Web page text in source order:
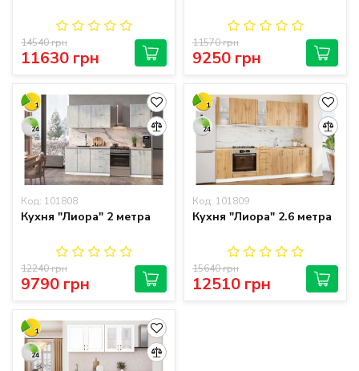
11630 грн
14540 грн
9250 грн
11570 грн
1
24
Код: 101808
Кухня "Лиора" 2 метра
9790 грн
12240 грн
1
24
Код: 101809
Кухня "Лиора" 2.6 метра
12510 грн
15640 грн
1
24